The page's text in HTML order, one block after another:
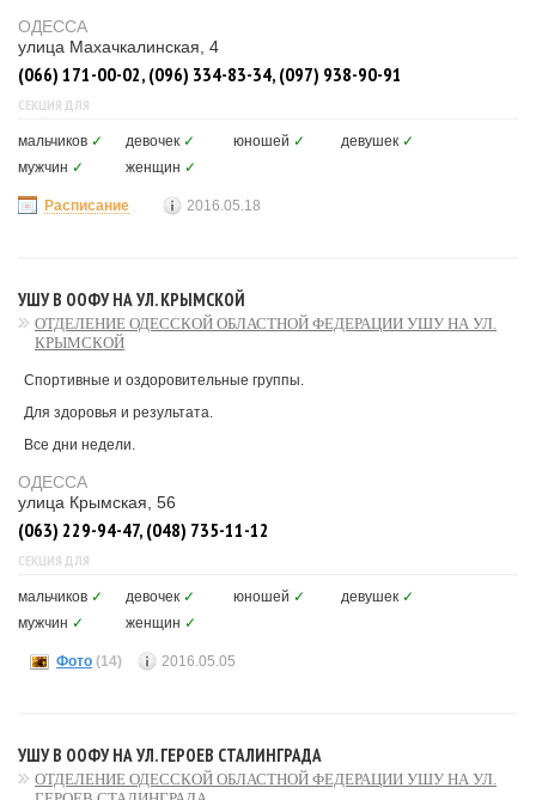
ОДЕССА
улица Махачкалинская, 4
(066) 171-00-02, (096) 334-83-34, (097) 938-90-91
СЕКЦИЯ ДЛЯ
мальчиков ✓ девочек ✓ юношей ✓ девушек ✓
мужчин ✓ женщин ✓
Расписание 2016.05.18
УШУ В ООФУ НА УЛ. КРЫМСКОЙ
ОТДЕЛЕНИЕ ОДЕССКОЙ ОБЛАСТНОЙ ФЕДЕРАЦИИ УШУ НА УЛ.
КРЫМСКОЙ
Спортивные и оздоровительные группы.
Для здоровья и результата.
Все дни недели.
ОДЕССА
улица Крымская, 56
(063) 229-94-47, (048) 735-11-12
СЕКЦИЯ ДЛЯ
мальчиков ✓ девочек ✓ юношей ✓ девушек ✓
мужчин ✓ женщин ✓
Фото (14) 2016.05.05
УШУ В ООФУ НА УЛ. ГЕРОЕВ СТАЛИНГРАДА
ОТДЕЛЕНИЕ ОДЕССКОЙ ОБЛАСТНОЙ ФЕДЕРАЦИИ УШУ НА УЛ.